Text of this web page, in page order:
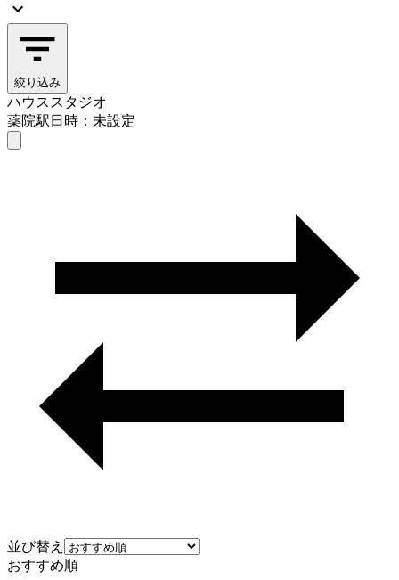
絞り込み
ハウススタジオ
薬院駅日時：未設定
並び替え
おすすめ順